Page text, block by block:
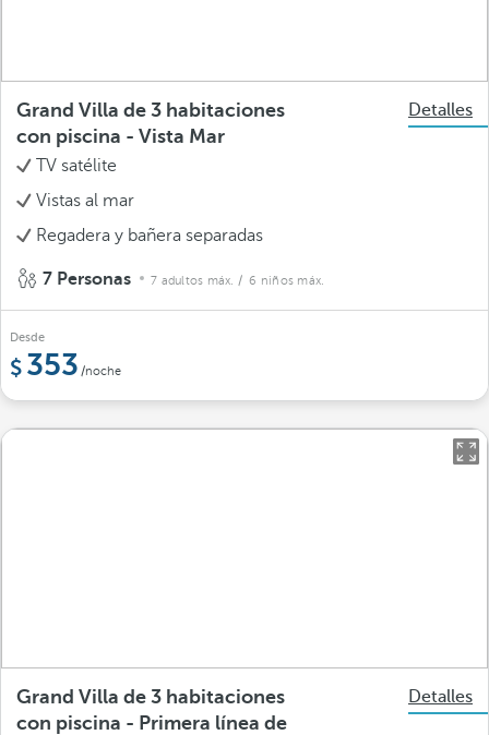
Grand Villa de 3 habitaciones
con piscina - Vista Mar
Detalles
TV satélite
Vistas al mar
Regadera y bañera separadas
7 Personas 7 adultos máx. / 6 niños máx.
Desde
353 /noche
Grand Villa de 3 habitaciones
con piscina - Primera línea de
Detalles